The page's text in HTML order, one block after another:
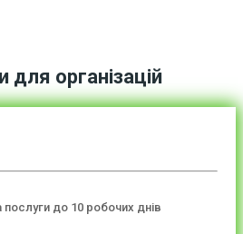
для організацій
до 10 робочих днів